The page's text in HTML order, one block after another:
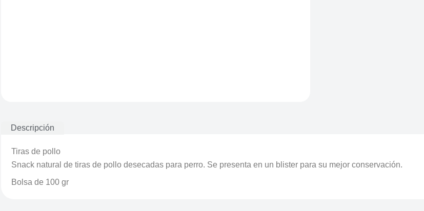
Descripción
Tiras de pollo
Snack natural de tiras de pollo desecadas para perro. Se presenta en un blister para su mejor conservación.
Bolsa de 100 gr